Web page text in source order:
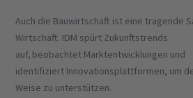
Auch die Bauwirtschaft ist eine tragende
Wirtschaft. IDM spürt Zukunftstrends
auf, beobachtet Marktentwicklungen und
identifiziert Innovationsplattformen, um
Weise zu unterstützen.